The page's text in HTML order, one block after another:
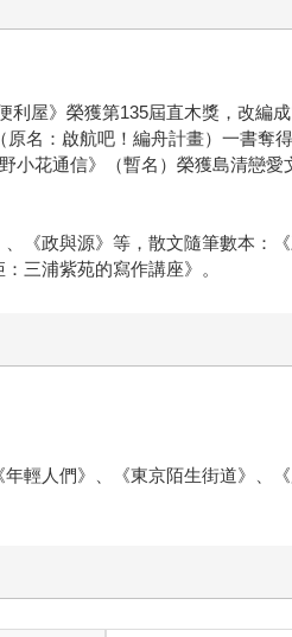
屋》榮獲第135屆直木獎，改編
名：啟航吧！編舟計畫）一書奪
小花通信》（暫名）榮獲島清戀
《政與源》等，散文隨筆數本：
三浦紫苑的寫作講座》。
輕人們》、《東京陌生街道》、